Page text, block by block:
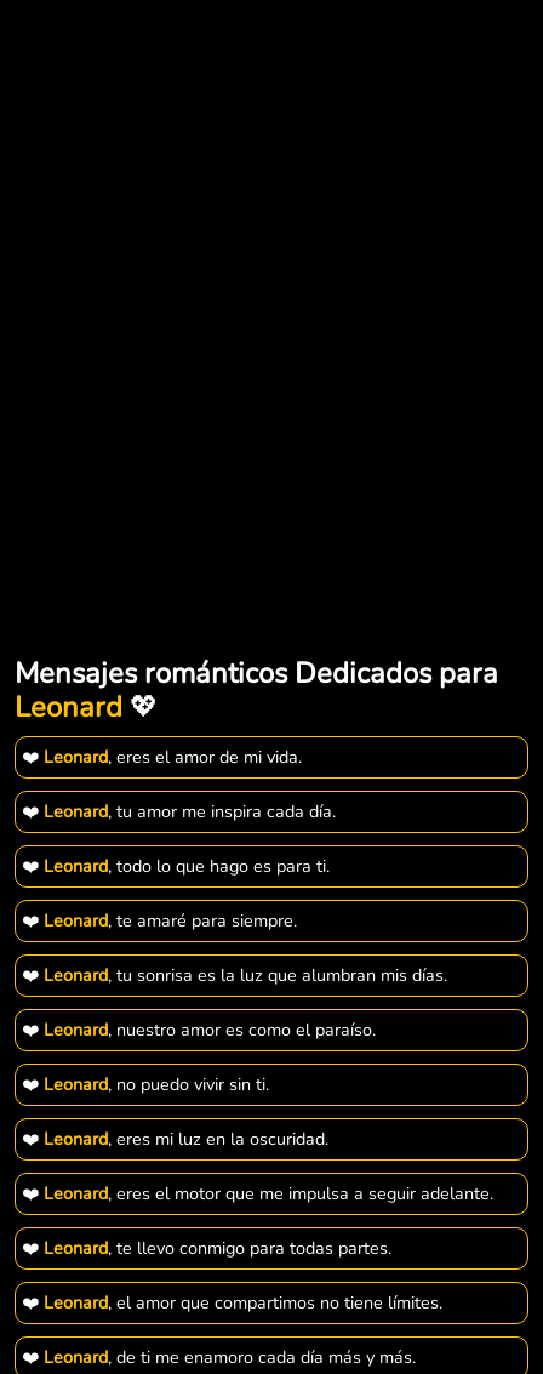
Mensajes románticos Dedicados para
Leonard 💖
❤️ Leonard, eres el amor de mi vida.
❤️ Leonard, tu amor me inspira cada día.
❤️ Leonard, todo lo que hago es para ti.
❤️ Leonard, te amaré para siempre.
❤️ Leonard, tu sonrisa es la luz que alumbran mis días.
❤️ Leonard, nuestro amor es como el paraíso.
❤️ Leonard, no puedo vivir sin ti.
❤️ Leonard, eres mi luz en la oscuridad.
❤️ Leonard, eres el motor que me impulsa a seguir adelante.
❤️ Leonard, te llevo conmigo para todas partes.
❤️ Leonard, el amor que compartimos no tiene límites.
❤️ Leonard, de ti me enamoro cada día más y más.